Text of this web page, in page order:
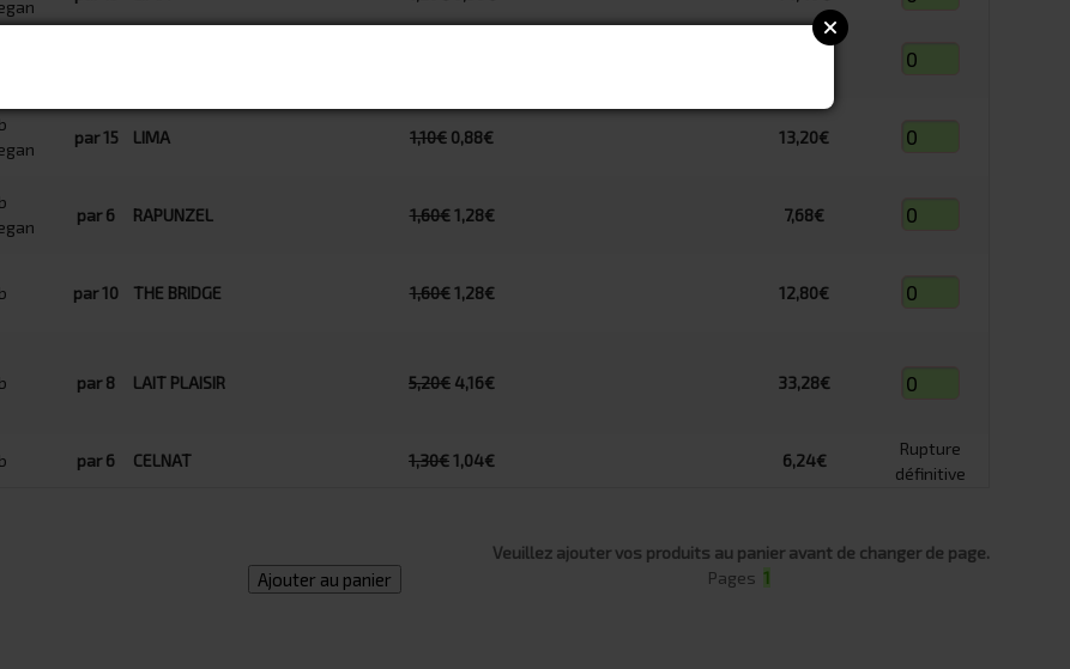
par 15 LIMA 1,10€ 0,88€ 13,20€
par 6 RAPUNZEL 1,60€ 1,28€ 7,68€
par 10 THE BRIDGE 1,60€ 1,28€ 12,80€
par 8 LAIT PLAISIR 5,20€ 4,16€ 33,28€
par 6 CELNAT 1,30€1,04€ 6,24€
Rupture
définitive
Veuillez ajouter vos produits au panier avant de changer de page.
Pages 1
Ajouter au panier